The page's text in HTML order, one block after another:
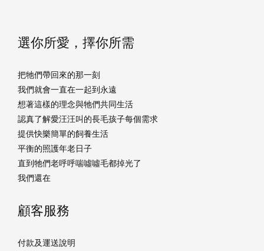
選你所愛，擇你所需
把牠們帶回來的那一刻
我們就會一直在一起到永遠
想著這樣的理念與牠們共同生活
認真了解愛汪汪叫的長毛孩子每個需求
提供快樂簡單的飼養生活
平衡的照護年老日子
直到牠們老呼呼喘噓噓毛都掉光了
我們還在
顧客服務
付款及運送說明